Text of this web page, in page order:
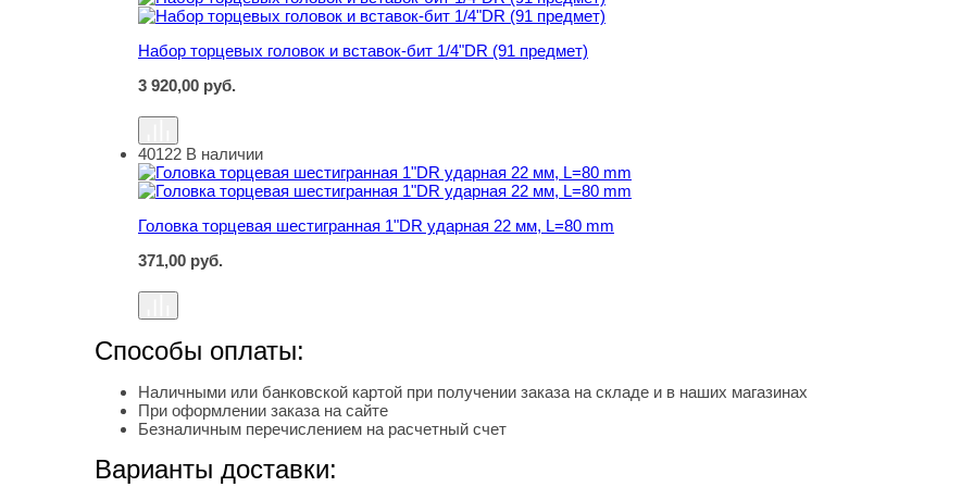
Набор торцевых головок и вставок-бит 1/4"DR (91 пpедмет)
3 920,00 руб.
Головка торцевая шестигранная 1"DR ударная 22 мм, L=80 mm
40122 В наличии
Головка торцевая шестигранная 1"DR ударная 22 мм, L=80 mm
371,00 руб.
Способы оплаты:
Наличными или банковской картой при получении заказа на складе и в наших магазинах
При оформлении заказа на сайте
Безналичным перечислением на расчетный счет
Варианты доставки: